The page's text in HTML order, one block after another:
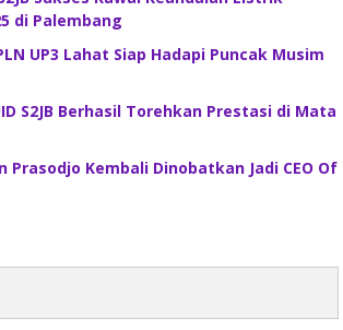
di Palembang
UP3 Lahat Siap Hadapi Puncak Musim
S2JB Berhasil Torehkan Prestasi di Mata
Kembali Dinobatkan Jadi CEO Of